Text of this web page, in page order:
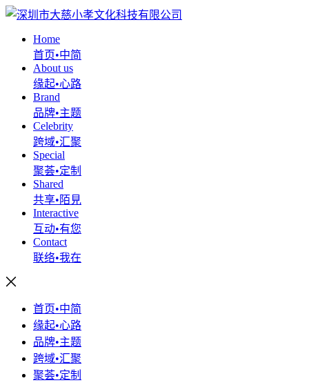
Home
首页•中简
About us
缘起•心路
Brand
品牌•主题
Celebrity
跨域•汇聚
Special
聚荟•定制
Shared
共享•陌見
Interactive
互动•有您
Contact
联络•我在
首页•中简
缘起•心路
品牌•主题
跨域•汇聚
聚荟•定制